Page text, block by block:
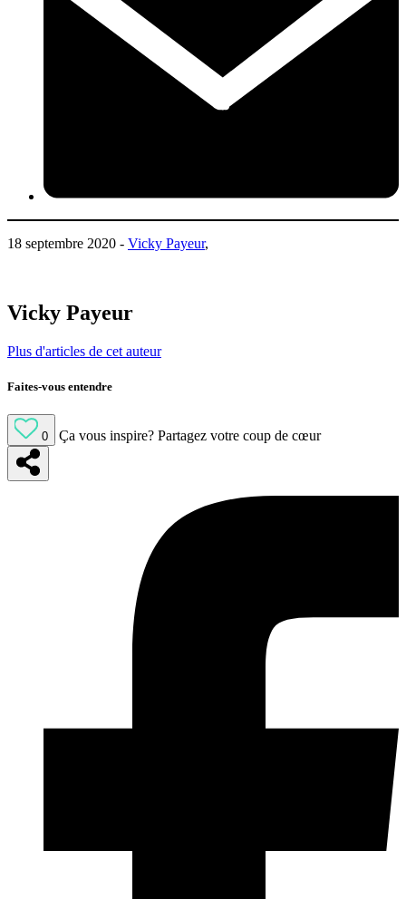
18 septembre 2020 - Vicky Payeur,
Vicky Payeur
Plus d'articles de cet auteur
Faites-vous entendre
0 Ça vous inspire? Partagez votre coup de cœur